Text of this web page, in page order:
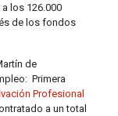
los 126.000
de los fondos
de
Primera
Profesional
a un total